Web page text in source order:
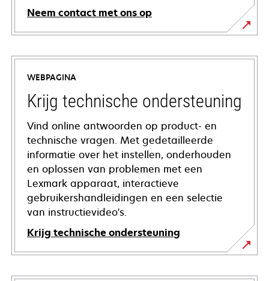
Neem contact met ons op
WEBPAGINA
Krijg technische ondersteuning
Vind online antwoorden op product- en
technische vragen. Met gedetailleerde
informatie over het instellen, onderhouden
en oplossen van problemen met een
Lexmark apparaat, interactieve
gebruikershandleidingen en een selectie
van instructievideo's.
Krijg technische ondersteuning
opens
in